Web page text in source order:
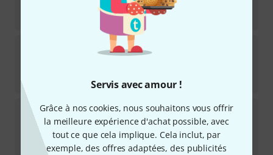
Servis avec amour !
Grâce à nos cookies, nous souhaitons vous offrir
la meilleure expérience d'achat possible, avec
tout ce que cela implique. Cela inclut, par
exemple, des offres adaptées, des publicités
Disponible immédiatement
€
Larry Carlton T7TM Rosegold
5
€
FenderAm Pro Clsc Tele MN FLPB
Disponible immédiatement
1.599 €